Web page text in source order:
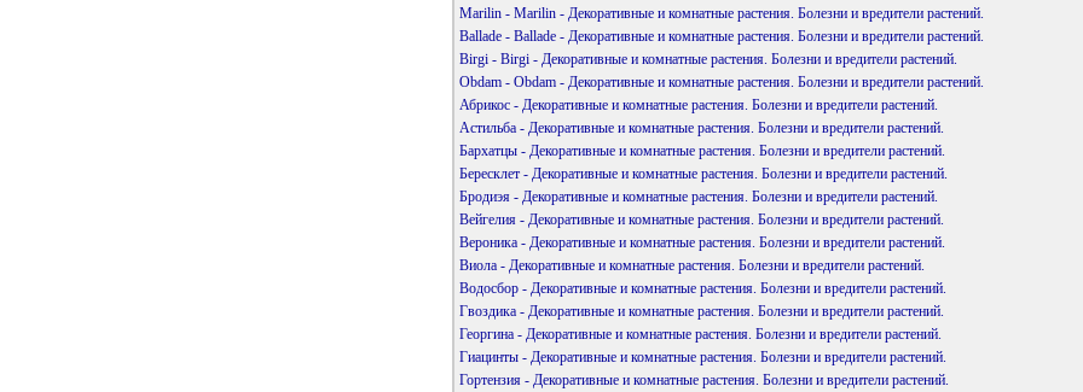
Marilin - Marilin - Декоративные и комнатные растения. Болезни и вредители растений.
Ballade - Ballade - Декоративные и комнатные растения. Болезни и вредители растений.
Birgi - Birgi - Декоративные и комнатные растения. Болезни и вредители растений.
Obdam - Obdam - Декоративные и комнатные растения. Болезни и вредители растений.
Абрикос - Декоративные и комнатные растения. Болезни и вредители растений.
Астильба - Декоративные и комнатные растения. Болезни и вредители растений.
Бархатцы - Декоративные и комнатные растения. Болезни и вредители растений.
Бересклет - Декоративные и комнатные растения. Болезни и вредители растений.
Бродиэя - Декоративные и комнатные растения. Болезни и вредители растений.
Вейгелия - Декоративные и комнатные растения. Болезни и вредители растений.
Вероника - Декоративные и комнатные растения. Болезни и вредители растений.
Виола - Декоративные и комнатные растения. Болезни и вредители растений.
Водосбор - Декоративные и комнатные растения. Болезни и вредители растений.
Гвоздика - Декоративные и комнатные растения. Болезни и вредители растений.
Георгина - Декоративные и комнатные растения. Болезни и вредители растений.
Гиацинты - Декоративные и комнатные растения. Болезни и вредители растений.
Гортензия - Декоративные и комнатные растения. Болезни и вредители растений.